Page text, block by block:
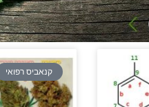
קנאביס רפואי